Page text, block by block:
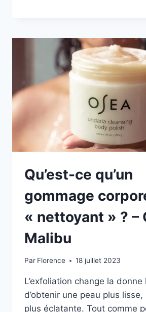
Qu’est-ce qu’un
gommage
« nettoyant » ? –
Malibu
Par Florence 18 juillet 2023
L’exfoliation change la donne
d’obtenir une peau plus
plus éclatante. Tout comme